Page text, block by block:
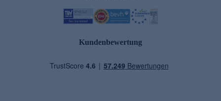
Kundenbewertung